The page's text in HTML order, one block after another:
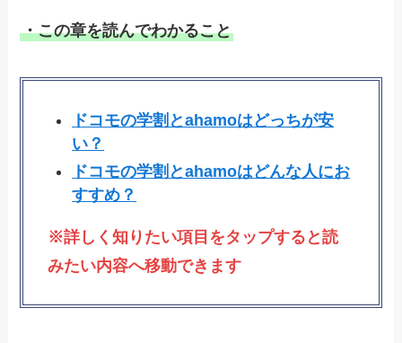
・この章を読んでわかること
ドコモの学割とahamoはどっちが安
い？
ドコモの学割とahamoはどんな人にお
すすめ？
※詳しく知りたい項目をタップすると読
みたい内容へ移動できます